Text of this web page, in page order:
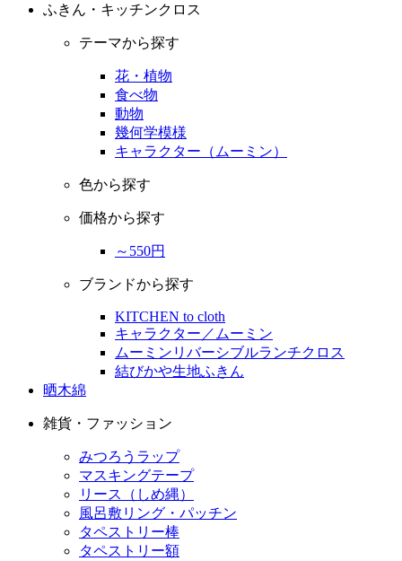
ふきん・キッチンクロス
テーマから探す
花・植物
食べ物
動物
幾何学模様
キャラクター（ムーミン）
色から探す
価格から探す
～550円
ブランドから探す
KITCHEN to cloth
キャラクター／ムーミン
ムーミンリバーシブルランチクロス
結びかや生地ふきん
晒木綿
雑貨・ファッション
みつろうラップ
マスキングテープ
リース（しめ縄）
風呂敷リング・パッチン
タペストリー棒
タペストリー額